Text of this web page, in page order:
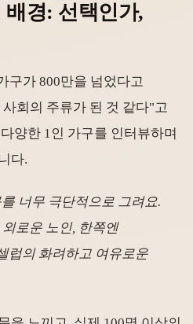
배경: 선택인가,
구가 800만을 넘었다고
회의 주류가 된 것 같다"고
양한 1인 가구를 인터뷰하며
다.
너무 극단적으로 그려요.
로운 노인, 한쪽엔
럽의 화려하고 여유로운